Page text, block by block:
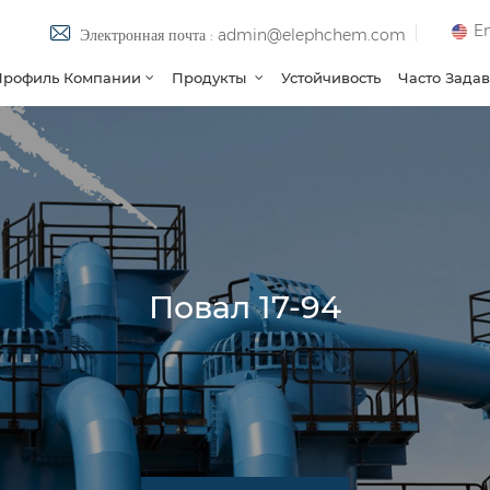
Электронная почта : admin@elephchem.com
Компании Продукты Устойчивость Часто
Повал 17-94